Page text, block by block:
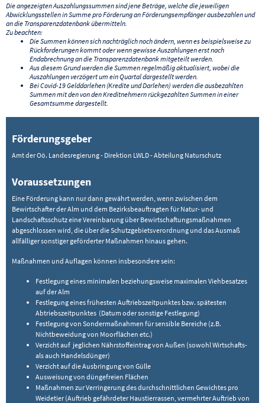
Die angezeigten Auszahlungssummen sind jene Beträge, welche die jeweiligen
Abwicklungsstellen in Summe pro Förderung an Förderungsempfänger ausbezahlen und
an die Transparenzdatenbank übermitteln.
Zu beachten:
Die Summen können sich nachträglich noch ändern, wenn es beispielsweise zu
Rückforderungen kommt oder wenn gewisse Auszahlungen erst nach
Endabrechnung an die Transparenzdatenbank mitgeteilt werden.
Aus diesem Grund werden die Summen regelmäßig aktualisiert, wobei die
Auszahlungen verzögert um ein Quartal dargestellt werden.
Bei Covid-19 Gelddarlehen (Kredite und Darlehen) werden die ausbezahlten
Summen mit den von den Kreditnehmern rückgezahlten Summen in einer
Gesamtsumme dargestellt.
Förderungsgeber
Amt der Oö. Landesregierung - Direktion LWLD - Abteilung Naturschutz
Voraussetzungen
Eine Förderung kann nur dann gewährt werden, wenn zwischen dem
Bewirtschafter der Alm und dem Bezirksbeauftragten für Natur- und
Landschaftsschutz eine Vereinbarung über Bewirtschaftungsmaßnahmen
abgeschlossen wird, die über die Schutzgebietsverordnung und das Ausmaß
allfälliger sonstiger geförderter Maßnahmen hinaus gehen.
Maßnahmen und Auflagen können insbesondere sein:
Festlegung eines minimalen beziehungsweise maximalen Viehbesatzes
auf der Alm
Festlegung eines frühesten Auftriebszeitpunktes bzw. spätesten
Abtriebszeitpunktes (Datum oder sonstige Festlegung)
Festlegung von Sondermaßnahmen für sensible Bereiche (z.B.
Nichtbeweidung von Moorflächen etc.)
Verzicht auf jeglichen Nährstoffeintrag von Außen (sowohl Wirtschafts-
als auch Handelsdünger)
Verzicht auf die Ausbringung von Gülle
Ausweisung von düngefreien Flächen
Maßnahmen zur Verringerung des durchschnittlichen Gewichtes pro
Weidetier (Auftrieb gefährdeter Haustierrassen, vermehrter Auftrieb von